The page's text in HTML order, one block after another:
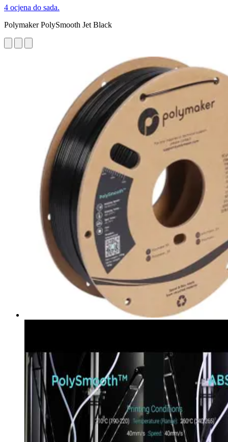
4 ocjena do sada.
Polymaker PolySmooth Jet Black